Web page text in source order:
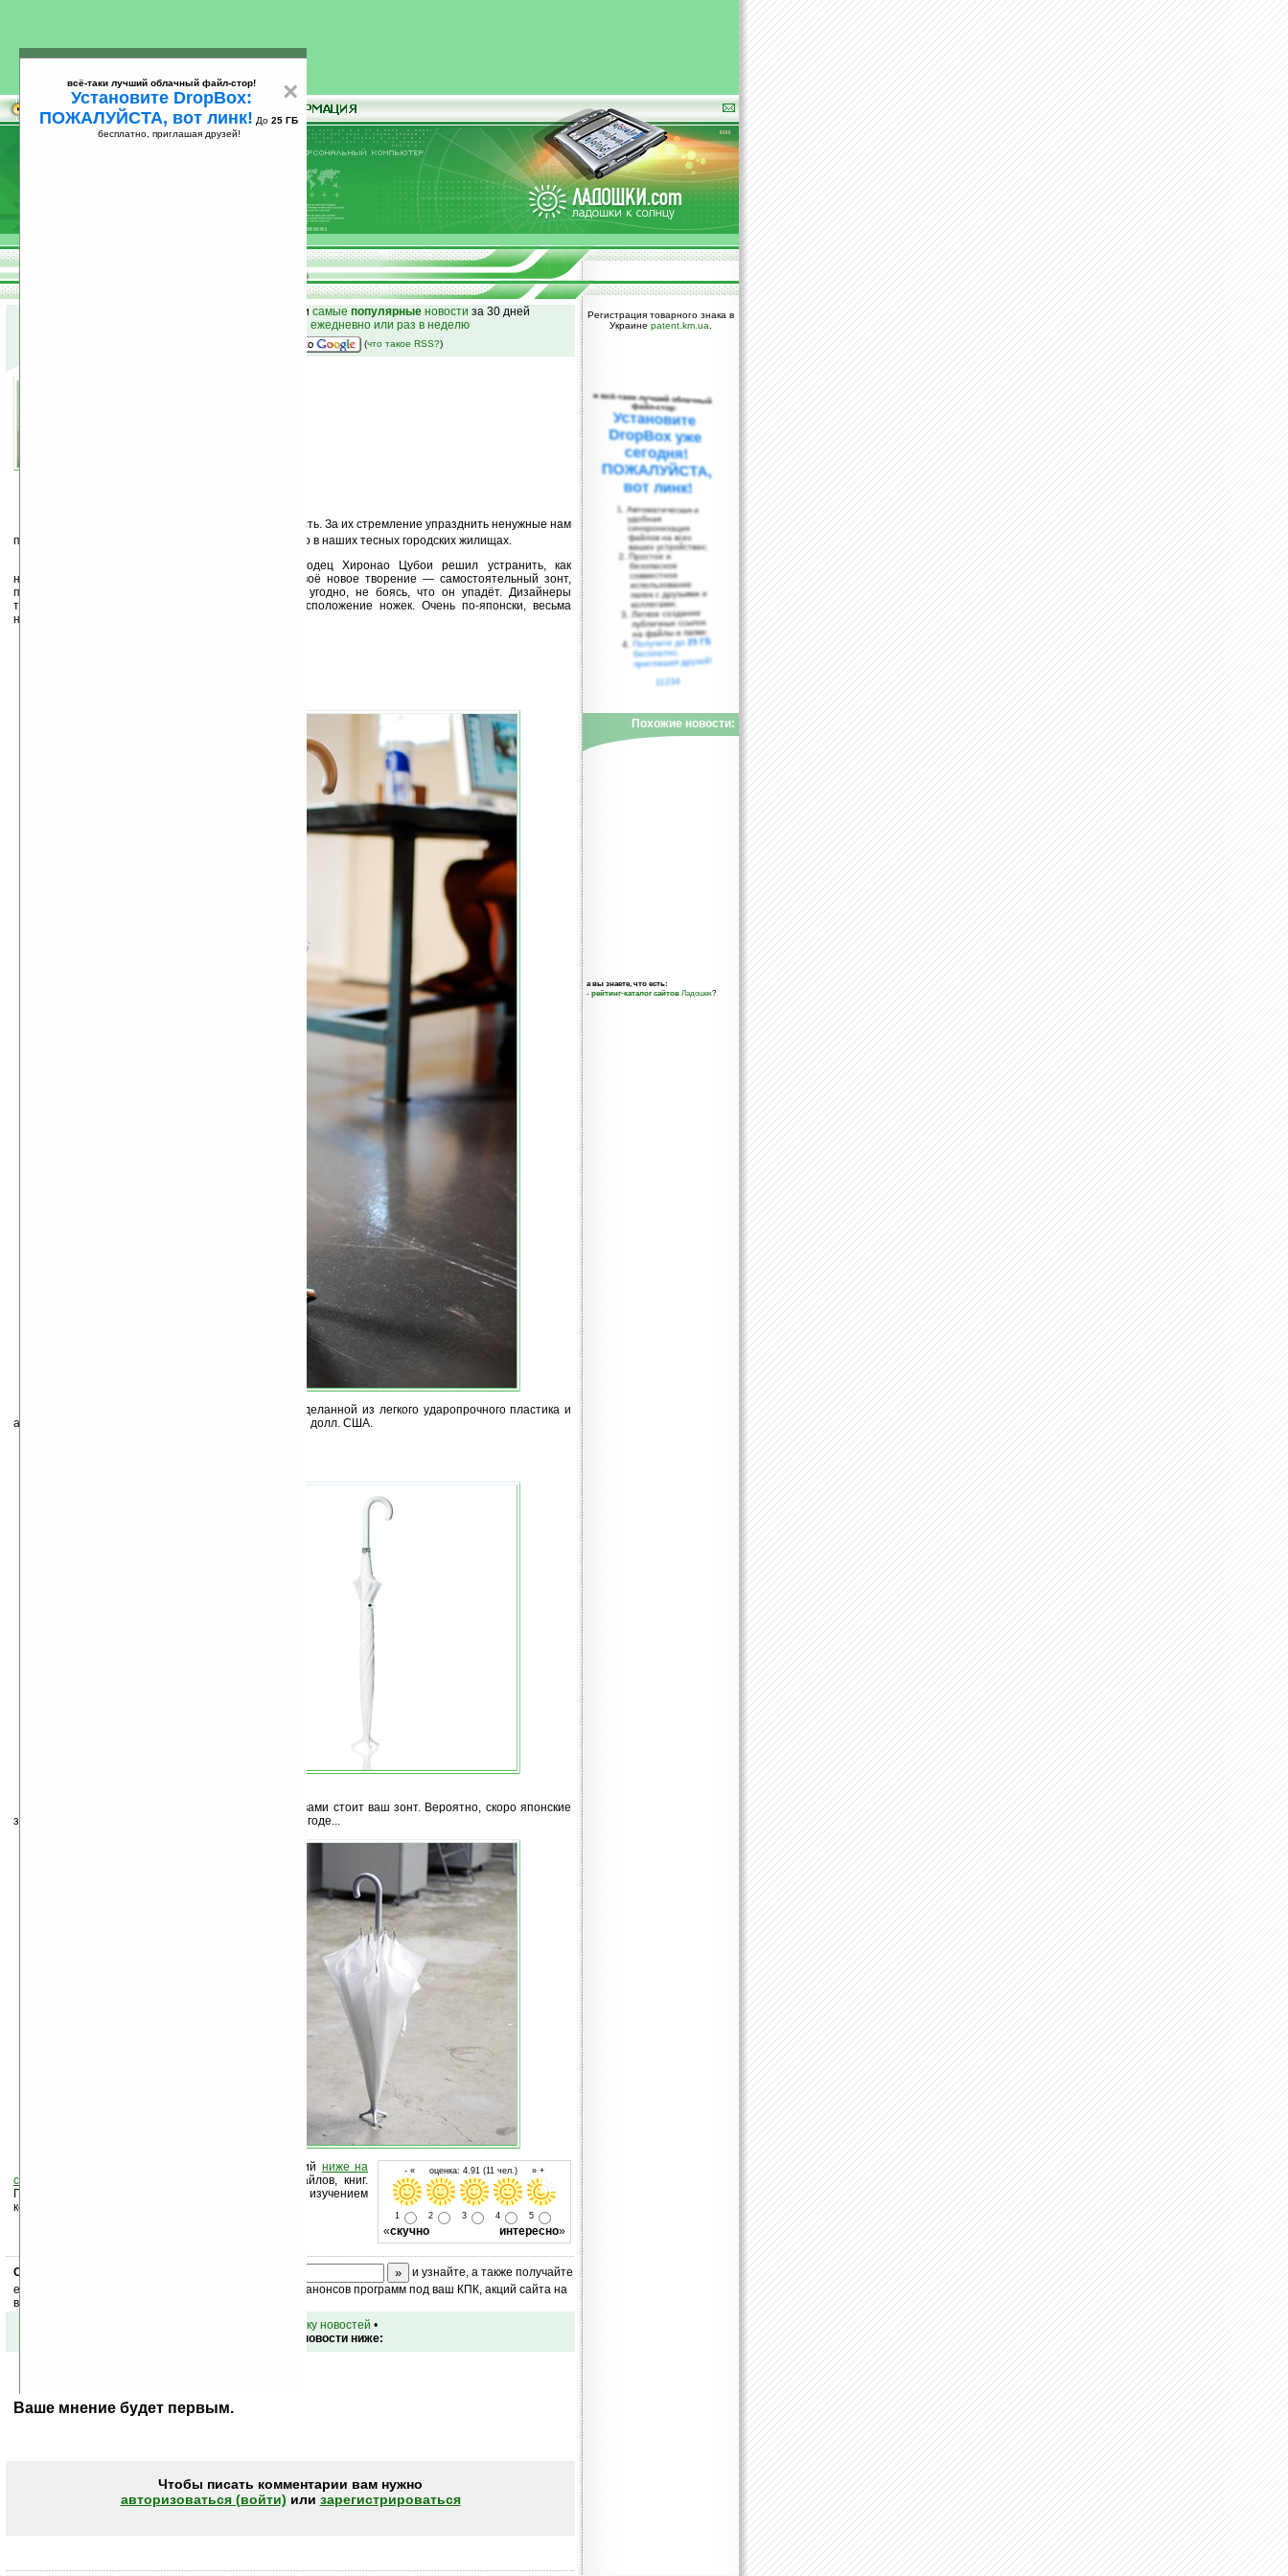
25
и самые популярные новости за 30 дней
на email ежедневно или раз в неделю
(что такое RSS?)
а что мы уважаем японцев? За их практичность. За их стремление упразднить ненужные нам
предметы и обеспечить нам жизненное пространство в наших тесных городских жилищах.
Японский дизайнер и просто добрый молодец Хиронао Цубои решил устранить, как
ненужные, стойки для зонтов, для чего снабдил своё новое творение — самостоятельный зонт,
приспособлением, позволяющим ставить зонт где угодно, не боясь, что он упадёт. Дизайнеры
тщательно рассчитали центр тяжести зонта и расположение ножек. Очень по-японски, весьма
надёжно.
Весит такая красота очень немного, будучи сделанной из легкого ударопрочного пластика и
алюминия. Стоит тоже недорого — 4200 йены или 41 долл. США.
Вот такая картина, вот стоите вы, а рядом с вами стоит ваш зонт. Вероятно, скоро японские
зонты научатся поддерживать разговор, хотя бы о погоде...
- « оценка: 4.91 (11 чел.) » +
1 2 3 4 5
«скучно интересно»
Оцените новость и оставьте свой комментарий ниже на
странице
на рассылку новостей, файлов, книг.
Поддержите Ладошки своей посещаемостью, изучением
коммерческой информации, ссылками.
Скоро
и узнайте, а также получайте
ежедневный или еженедельный дайджест новостей, анонсов программ под ваш КПК, акций сайта на
ваш почтовый ящик.
вернуться к списку новостей •
Обсуждение этой новости ниже:
Ваше мнение будет первым.
Чтобы писать комментарии вам нужно
авторизоваться (войти) или зарегистрироваться
Регистрация товарного знака в
Украине patent.km.ua
×
всё-таки лучший облачный файл-стор!
Установите DropBox:
ПОЖАЛУЙСТА, вот линк! До 25 ГБ
бесплатно, приглашая друзей!
и всё-таки лучший облачный
файл-стор:
Установите
DropBox уже
сегодня!
ПОЖАЛУЙСТА,
вот линк!
Автоматическая и
удобная
синхронизация
файлов на всех
ваших устройствах;
Простое и
безопасное
совместное
использование
папок с друзьями и
коллегами;
Легкое создание
публичных ссылок
на файлы и папки;
Получите до25 ГБ
бесплатно,
приглашая друзей!
11234
Похожие новости:
а вы знаете, что есть:
- рейтинг-каталог сайтов Ладошек?